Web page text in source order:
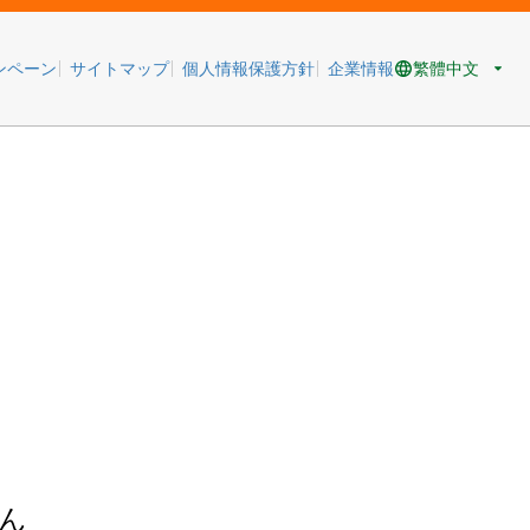
ペーン サイトマップ 個人情報保護方針 企業情報 繁體中文